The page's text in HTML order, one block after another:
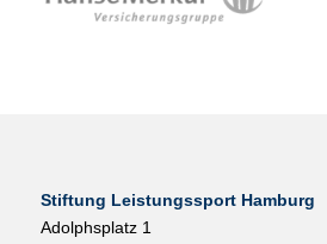
Stiftung Leistungssport Hamburg
Adolphsplatz 1